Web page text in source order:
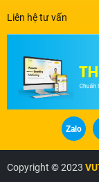
Liên hệ tư vấn
Zalo
Copyright © 2023